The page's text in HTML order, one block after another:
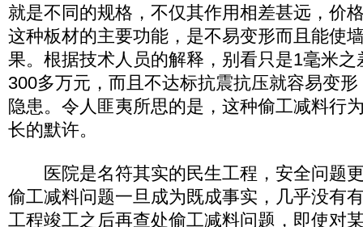
就是不同的规格，不仅其作用相差甚远，价
这种板材的主要功能，是不易变形而且能使
果。根据技术人员的解释，别看只是1毫米
300多万元，而且不达标抗震抗压就容易变
隐患。令人匪夷所思的是，这种偷工减料行
长的默许。
医院是名符其实的民生工程，安全问题
偷工减料问题一旦成为既成事实，几乎没有
工程竣工之后再查处偷工减料问题，即使对